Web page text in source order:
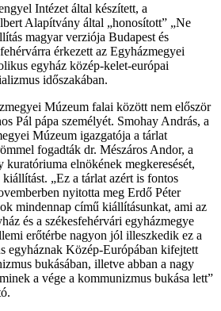
Intézet által készített, a
Alapítvány által „honosított” „Ne
magyar verziója Budapest és
érkezett az Egyházmegyei
egyház közép-kelet-európai
időszakában.
Múzeum falai között nem először
Pál pápa személyét. Smohay András, a
Múzeum igazgatója a tárlat
fogadták dr. Mészáros Andor, a
elnökének megkeresését,
„Ez a tárlat azért is fontos
nyitotta meg Erdő Péter
mindennap című kiállításunkat, ami az
és a székesfehérvári egyházmegye
erőtérbe nagyon jól illeszkedik ez a
egyháznak Közép-Európában kifejtett
bukásában, illetve abban a nagy
a vége a kommunizmus bukása lett”